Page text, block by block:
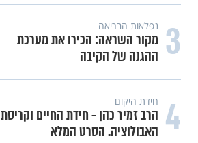
3 נפלאות הבריאה
מקור השראה: הכירו את מערכת
ההגנה של הקיבה
4 חידת היקום
הרב זמיר כהן - חידת החיים וקריסת
האבולוציה. הסרט המלא